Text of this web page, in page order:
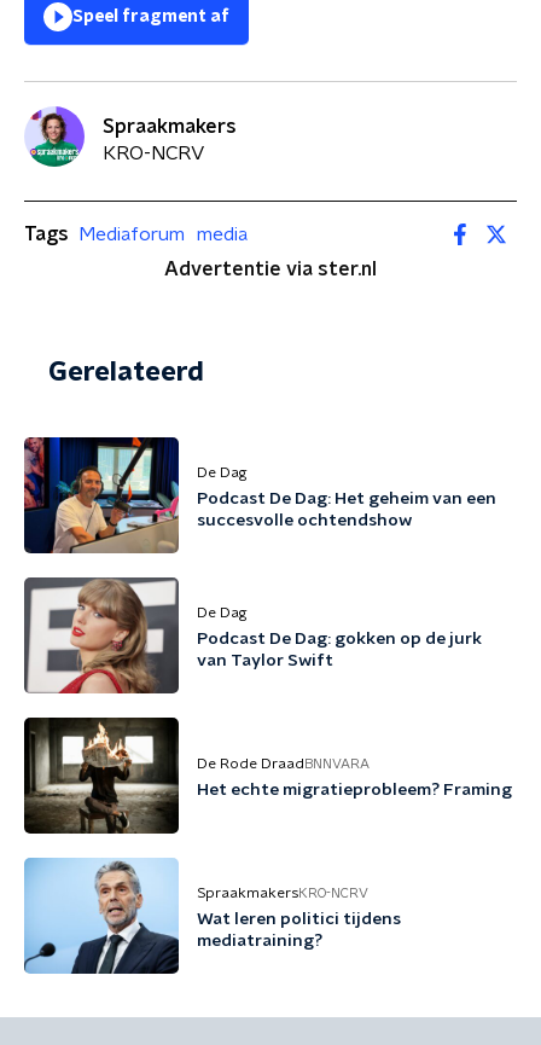
Speel fragment af
Spraakmakers
KRO-NCRV
Tags Mediaforum
media
Advertentie via ster.nl
Gerelateerd
De Dag
Podcast De Dag: Het geheim van een
succesvolle ochtendshow
De Dag
Podcast De Dag: gokken op de jurk
van Taylor Swift
De Rode Draad BNNVARA
Het echte migratieprobleem? Framing
SpraakmakersKRO-NCRV
Wat leren politici tijdens
mediatraining?